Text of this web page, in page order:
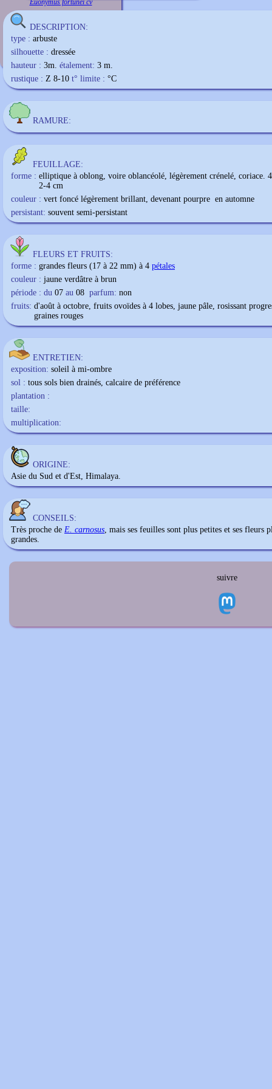
Euonymus fortunei cv
DESCRIPTION:
type : arbuste
silhouette : dressée
hauteur : 3m. étalement: 3 m.
rustique : Z 8-10 t° limite : °C
RAMURE:
FEUILLAGE:
forme : elliptique à oblong, voire oblancéolé, légèrement crénelé, coriace.
2-4 cm
couleur : vert foncé légèrement brillant, devenant pourpre en automne
persistant: souvent semi-persistant
FLEURS ET FRUITS:
forme : grandes fleurs (17 à 22 mm) à 4 pétales
couleur : jaune verdâtre à brun
période : du 07 au 08 parfum: non
fruits: d'août à octobre, fruits ovoïdes à 4 lobes, jaune pâle, rosissant
graines rouges
ENTRETIEN:
exposition: soleil à mi-ombre
sol : tous sols bien drainés, calcaire de préférence
plantation :
taille:
multiplication:
ORIGINE:
Asie du Sud et d'Est, Himalaya.
CONSEILS:
Très proche de E. carnosus, mais ses feuilles sont plus petites et ses fleurs
grandes.
suivre